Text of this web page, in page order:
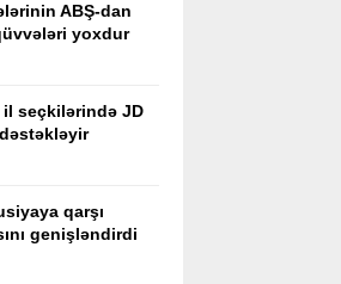
ABŞ-dan
yoxdur
il seçkilərində JD
qarşı
genişləndirdi